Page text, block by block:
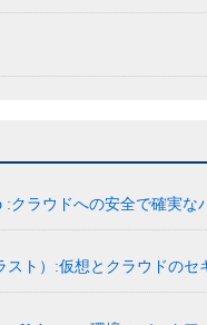
:クラウドへの安全で確実な
スト）:仮想とクラウドのセ